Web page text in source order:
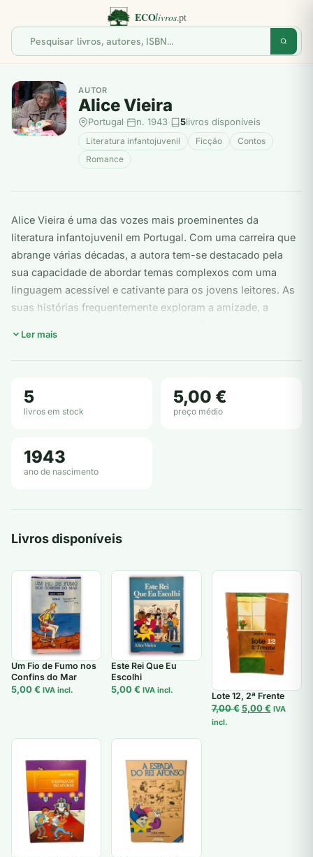
AUTOR
Alice Vieira
Portugal n. 1943 5livros disponíveis
Literatura infantojuvenil Ficção
Contos
Romance
Alice Vieira é uma das vozes mais proeminentes da
literatura infantojuvenil em Portugal. Com uma carreira que
abrange várias décadas, a autora tem-se destacado pela
sua capacidade de abordar temas complexos com uma
linguagem acessível e cativante para os jovens leitores. As
suas histórias frequentemente exploram a amizade, a
promovendo a leitura e a escrita entre as novas gerações. A
sua abordagem sensível e perspicaz faz dela uma referência
que buscam obras que estimulem a imaginação e o
pensamento crítico.
Ler mais
5
livros em stock
5,00 €
preço médio
1943
ano de nascimento
Livros disponíveis
Um Fio de Fumo nos
Confins do Mar
5,00€ IVA incl.
Este Rei Que Eu
Escolhi
5,00€ IVA incl. Lote 12, 2ª Frente
7,00€ O
5,00€OIVA
incl.